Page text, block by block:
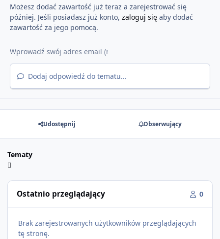
Możesz dodać zawartość już teraz a zarejestrować się
później. Jeśli posiadasz już konto, zaloguj sięaby dodać
zawartość za jego pomocą.
Dodaj odpowiedź do tematu...
Udostępnij Obserwujący
Tematy
Ostatnio przeglądający 0
Brak zarejestrowanych użytkowników przeglądających
tę stronę.